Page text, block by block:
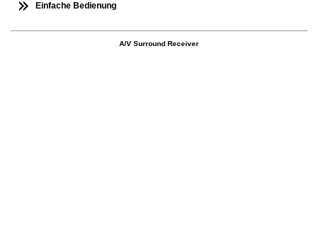
Einfache Bedienung
A/V Surround Receiver